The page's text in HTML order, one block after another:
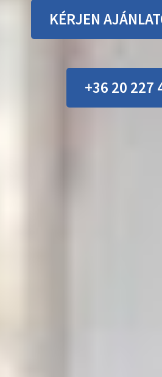
KÉRJEN
+36 20 227